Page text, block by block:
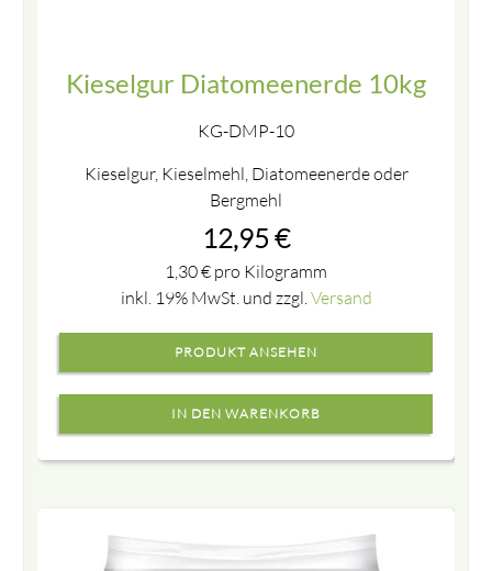
Kieselgur Diatomeenerde 10kg
KG-DMP-10
Kieselgur, Kieselmehl, Diatomeenerde oder
Bergmehl
12,95 €
1,30€ pro Kilogramm
inkl. 19% MwSt. und zzgl.Versand
PRODUKT ANSEHEN